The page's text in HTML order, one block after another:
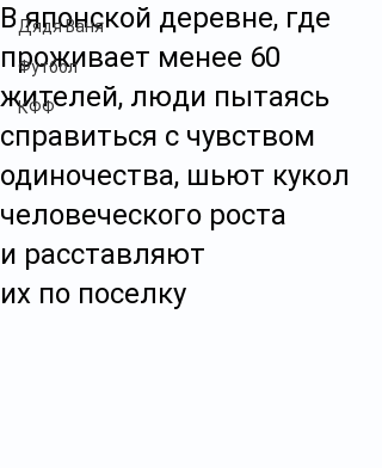
Дядя Ваня
Футбол
КФФ
В японской деревне, где
проживает менее 60
жителей, люди пытаясь
справиться с чувством
одиночества, шьют кукол
человеческого роста
и расставляют
их по поселку